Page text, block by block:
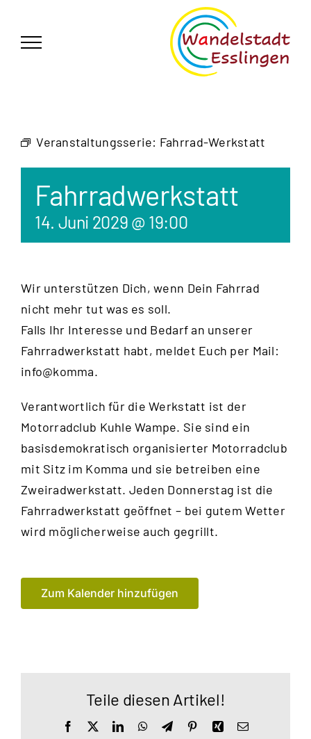
springen
Veranstaltungsserie: Fahrrad-Werkstatt
Fahrradwerkstatt
14. Juni 2029 @ 19:00
Wir unterstützen Dich, wenn Dein Fahrrad
nicht mehr tut was es soll.
Falls Ihr Interesse und Bedarf an unserer
Fahrradwerkstatt habt, meldet Euch per Mail:
info@komma.
Verantwortlich für die Werkstatt ist der
Motorradclub Kuhle Wampe. Sie sind ein
basisdemokratisch organisierter Motorradclub
mit Sitz im Komma und sie betreiben eine
Zweiradwerkstatt. Jeden Donnerstag ist die
Fahrradwerkstatt geöffnet – bei gutem Wetter
wird möglicherweise auch gegrillt.
Zum Kalender hinzufügen
Teile diesen Artikel!
Facebook LinkedInWhatsApp
TelegramPinterestXingE-